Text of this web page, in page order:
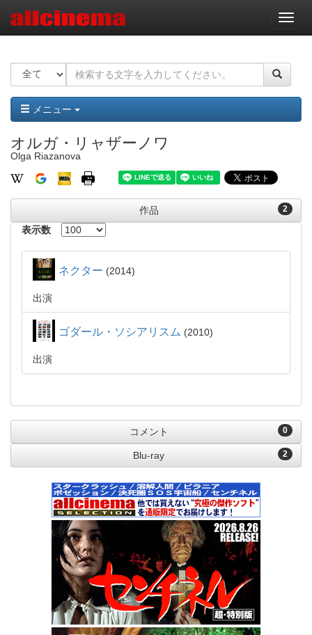
ナ
ビ
ー
ョ
ン
メニュー
オルガ・リャザーノワ
Olga Riazanova
2
作品
表示数
ネクター 2014
出演
ゴダール・ソシアリスム 2010
出演
0
コメント
2
Blu-ray